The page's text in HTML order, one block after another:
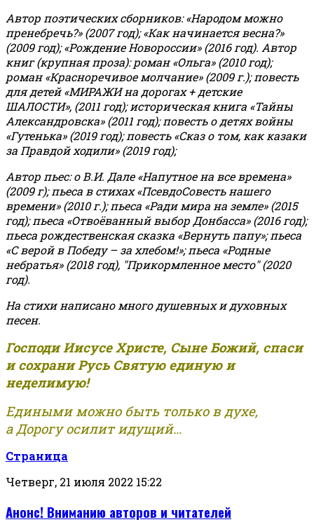
Автор поэтических сборников: «Народом можно
пренебречь?» (2007 год); «Как начинается весна?»
(2009 год); «Рождение Новороссии» (2016 год). Автор
книг (крупная проза): роман «Ольга» (2010 год);
роман «Красноречивое молчание» (2009 г.); повесть
для детей «МИРАЖИ на дорогах + детские
ШАЛОСТИ», (2011 год); историческая книга «Тайны
Александровска» (2011 год); повесть о детях войны
«Гутенька» (2019 год); повесть «Сказ о том, как казаки
за Правдой ходили» (2019 год);
Автор пьес: о В.И. Дале «Напутное на все времена»
(2009 г); пьеса в стихах «ПсевдоСовесть нашего
времени» (2010 г.); пьеса «Ради мира на земле» (2015
год); пьеса «Отвоёванный выбор Донбасса» (2016 год);
пьеса рождественская сказка «Вернуть папу»; пьеса
«С верой в Победу – за хлебом!»;пьеса «Родные
небратья» (2018 год), "Прикормленное место" (2020
год).
На стихи написано много душевных и духовных
песен.
Господи Иисусе Христе, Сыне Божий, спаси
и сохрани Русь Святую единую и
неделимую!
Едиными можно быть только в духе,
а Дорогу осилит идущий...
Страница
Четверг, 21 июля 2022 15:22
Анонс! Вниманию авторов и читателей